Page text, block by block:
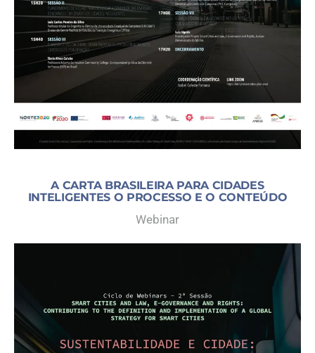
A CARTA BRASILEIRA PARA CIDADES
INTELIGENTES O PROCESSO E O CONTEÚDO
Webinar